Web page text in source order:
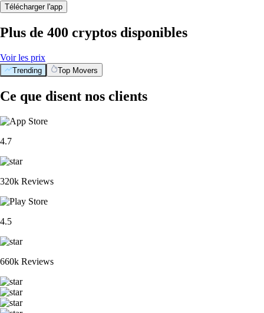
Télécharger l'app
Plus de 400 cryptos disponibles
Voir les prix
Trending Top Movers
Ce que disent nos clients
4.7
320k Reviews
4.5
660k Reviews